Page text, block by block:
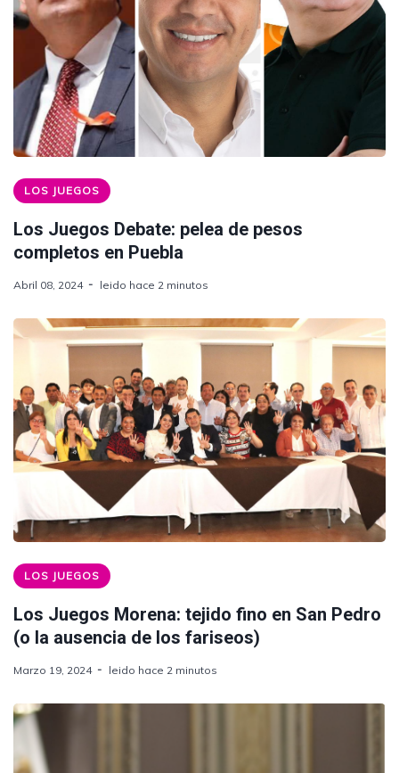
LOS JUEGOS
Los Juegos Debate: pelea de pesos
completos en Puebla
Abril 08, 2024 leido hace 2 minutos
LOS JUEGOS
Los Juegos Morena: tejido fino en San Pedro
(o la ausencia de los fariseos)
Marzo 19, 2024 leido hace 2 minutos